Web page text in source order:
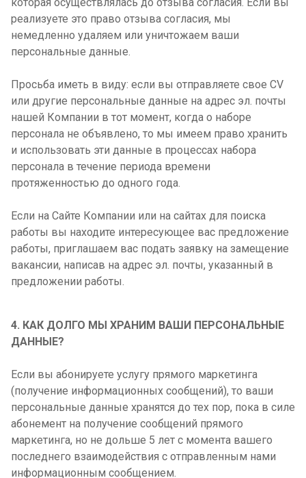
реализуете это право отзыва согласия, мы
немедленно удаляем или уничтожаем ваши
персональные данные.
Просьба иметь в виду: если вы отправляете свое CV
или другие персональные данные на адрес эл. почты
нашей Компании в тот момент, когда о наборе
персонала не объявлено, то мы имеем право хранить
и использовать эти данные в процессах набора
персонала в течение периода времени
протяженностью до одного года.
Если на Сайте Компании или на сайтах для поиска
работы вы находите интересующее вас предложение
работы, приглашаем вас подать заявку на замещение
вакансии, написав на адрес эл. почты, указанный в
предложении работы.
4. КАК ДОЛГО МЫ ХРАНИМ ВАШИ ПЕРСОНАЛЬНЫЕ
ДАННЫЕ?
Если вы абонируете услугу прямого маркетинга
(получение информационных сообщений), то ваши
персональные данные хранятся до тех пор, пока в силе
абонемент на получение сообщений прямого
маркетинга, но не дольше 5 лет с момента вашего
последнего взаимодействия с отправленным нами
информационным сообщением.